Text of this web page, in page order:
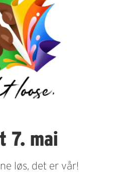
7. mai
løs, det er vår!